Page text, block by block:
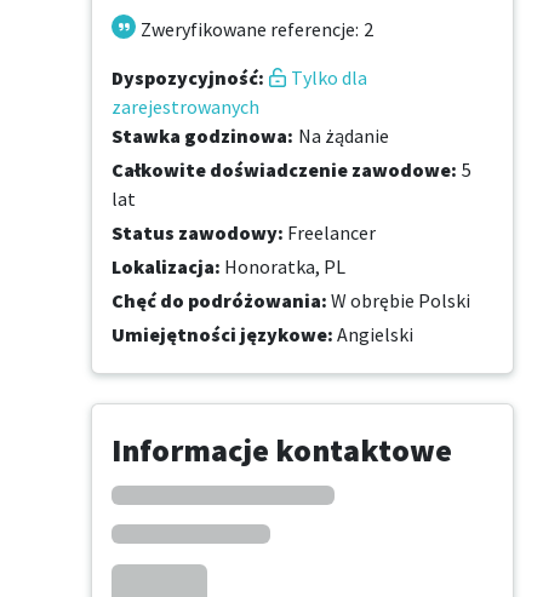
Zweryfikowane referencje: 2
Dyspozycyjność:
Tylko dla
zarejestrowanych
Stawka godzinowa: Na żądanie
Całkowite doświadczenie zawodowe: 5
lat
Status zawodowy: Freelancer
Lokalizacja: Honoratka, PL
Chęć do podróżowania: W obrębie Polski
Umiejętności językowe: Angielski
Informacje kontaktowe